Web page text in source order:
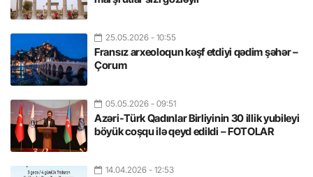
25.05.2026 - 10:55
Fransız arxeoloqun kəşf etdiyi qədim şəhər –
Çorum
05.05.2026 - 09:51
Azəri-Türk Qadınlar Birliyinin 30 illik yubileyi
böyük coşqu ilə qeyd edildi – FOTOLAR
14.04.2026 - 12:53